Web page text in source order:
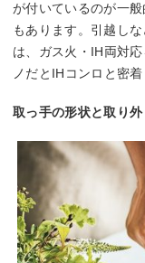
が付いているのが一
もあります。引越し
は、ガス火・IH両対
ノだとIHコンロと密
取っ手の形状と取り